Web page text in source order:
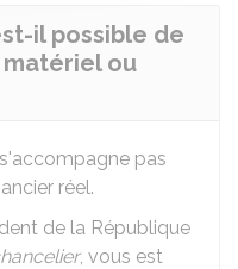
il possible de
ou
pas
réel.
de la République
, vous est